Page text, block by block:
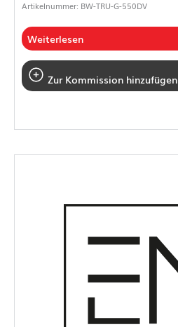
Artikelnummer: BW-TRU-G-550DV
Weiterlesen
Zur Kommission hinzufügen